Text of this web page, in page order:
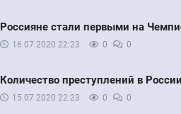
Россияне стали первыми на
16.07.2020 22:23 0 0
Количество преступлений в
15.07.2020 22:23 0 0